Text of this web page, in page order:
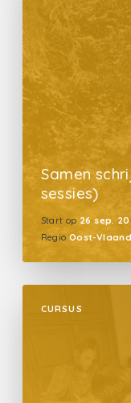
Samen
sessies)
Start op 26 sep.
Regio Oost-
CURSUS